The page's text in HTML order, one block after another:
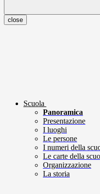
close
Scuola
Panoramica
Presentazione
I luoghi
Le persone
I numeri della
Le carte della
Organizzazione
La storia